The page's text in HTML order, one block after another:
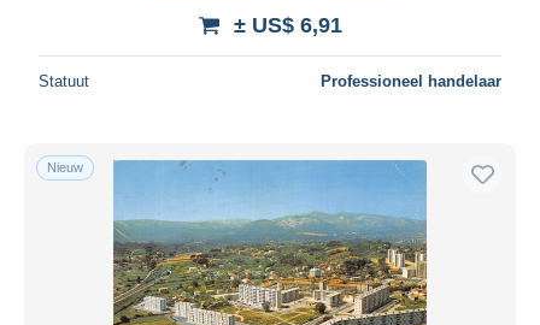
± US$ 6,91
Statuut Professioneel handelaar
Nieuw